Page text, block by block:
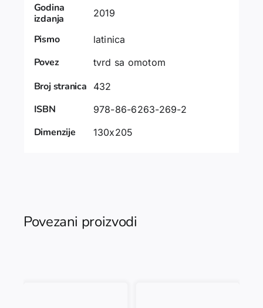
Godina
izdanja
2019
Pismo latinica
Povez tvrd sa omotom
Broj stranica 432
ISBN 978-86-6263-269-2
Dimenzije 130x205
Povezani proizvodi